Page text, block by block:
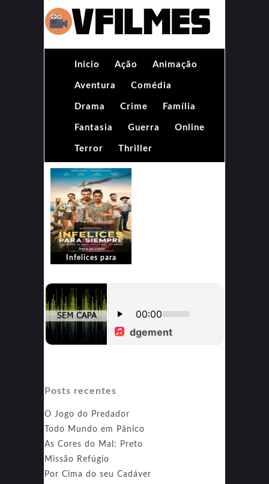
Inicio Ação Animação
Aventura Comédia
Drama Crime Família
Fantasia Guerra Online
Terror Thriller
Infelices para
Posts recentes
O Jogo do Predador
Todo Mundo em Pânico
As Cores do Mal: Preto
Missão Refúgio
Por Cima do seu Cadáver